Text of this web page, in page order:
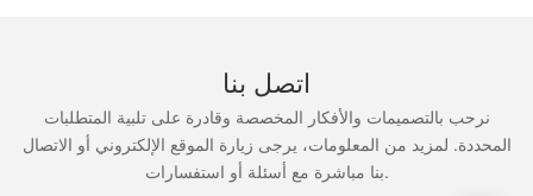
اتصل بنا
نرحب بالتصميمات والأفكار المخصصة وقادرة على تلبية المتطلبات
المحددة. لمزيد من المعلومات، يرجى زيارة الموقع الإلكتروني أو الاتصال
بنا مباشرة مع أسئلة أو استفسارات.